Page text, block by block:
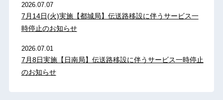
2026.07.07
7月14日(火)実施【都城局】伝送路移設に伴うサービス一
時停止のお知らせ
2026.07.01
7月8日実施【日南局】伝送路移設に伴うサービス一時停止
のお知らせ